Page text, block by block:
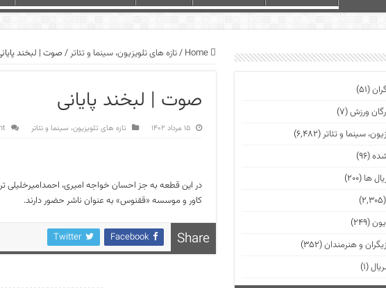
Home
/تازه های تلویزیون، سینما و تئاتر/صوت | لبخند
صوت | لبخند پایانی
۱۵ مرداد ۱۴۰۲ تازه های تلویزیون، سینما و تئاتر
در این قطعه به جز احسان خواجه امیری، احمدامیرخلیلی
کاور و موسسه «ققنوس» به عنوان ناشر حضور دارند.
Share
Facebook
Twitter
(۵۱)
ورزش(۷)
سینما و تئاتر(۶,۴۸۲)
(۹۶)
ها (۲۰۰)
(۲,۳۰۵)
(۲۴۹)
و هنرمندان(۳۵۲)
(۱)